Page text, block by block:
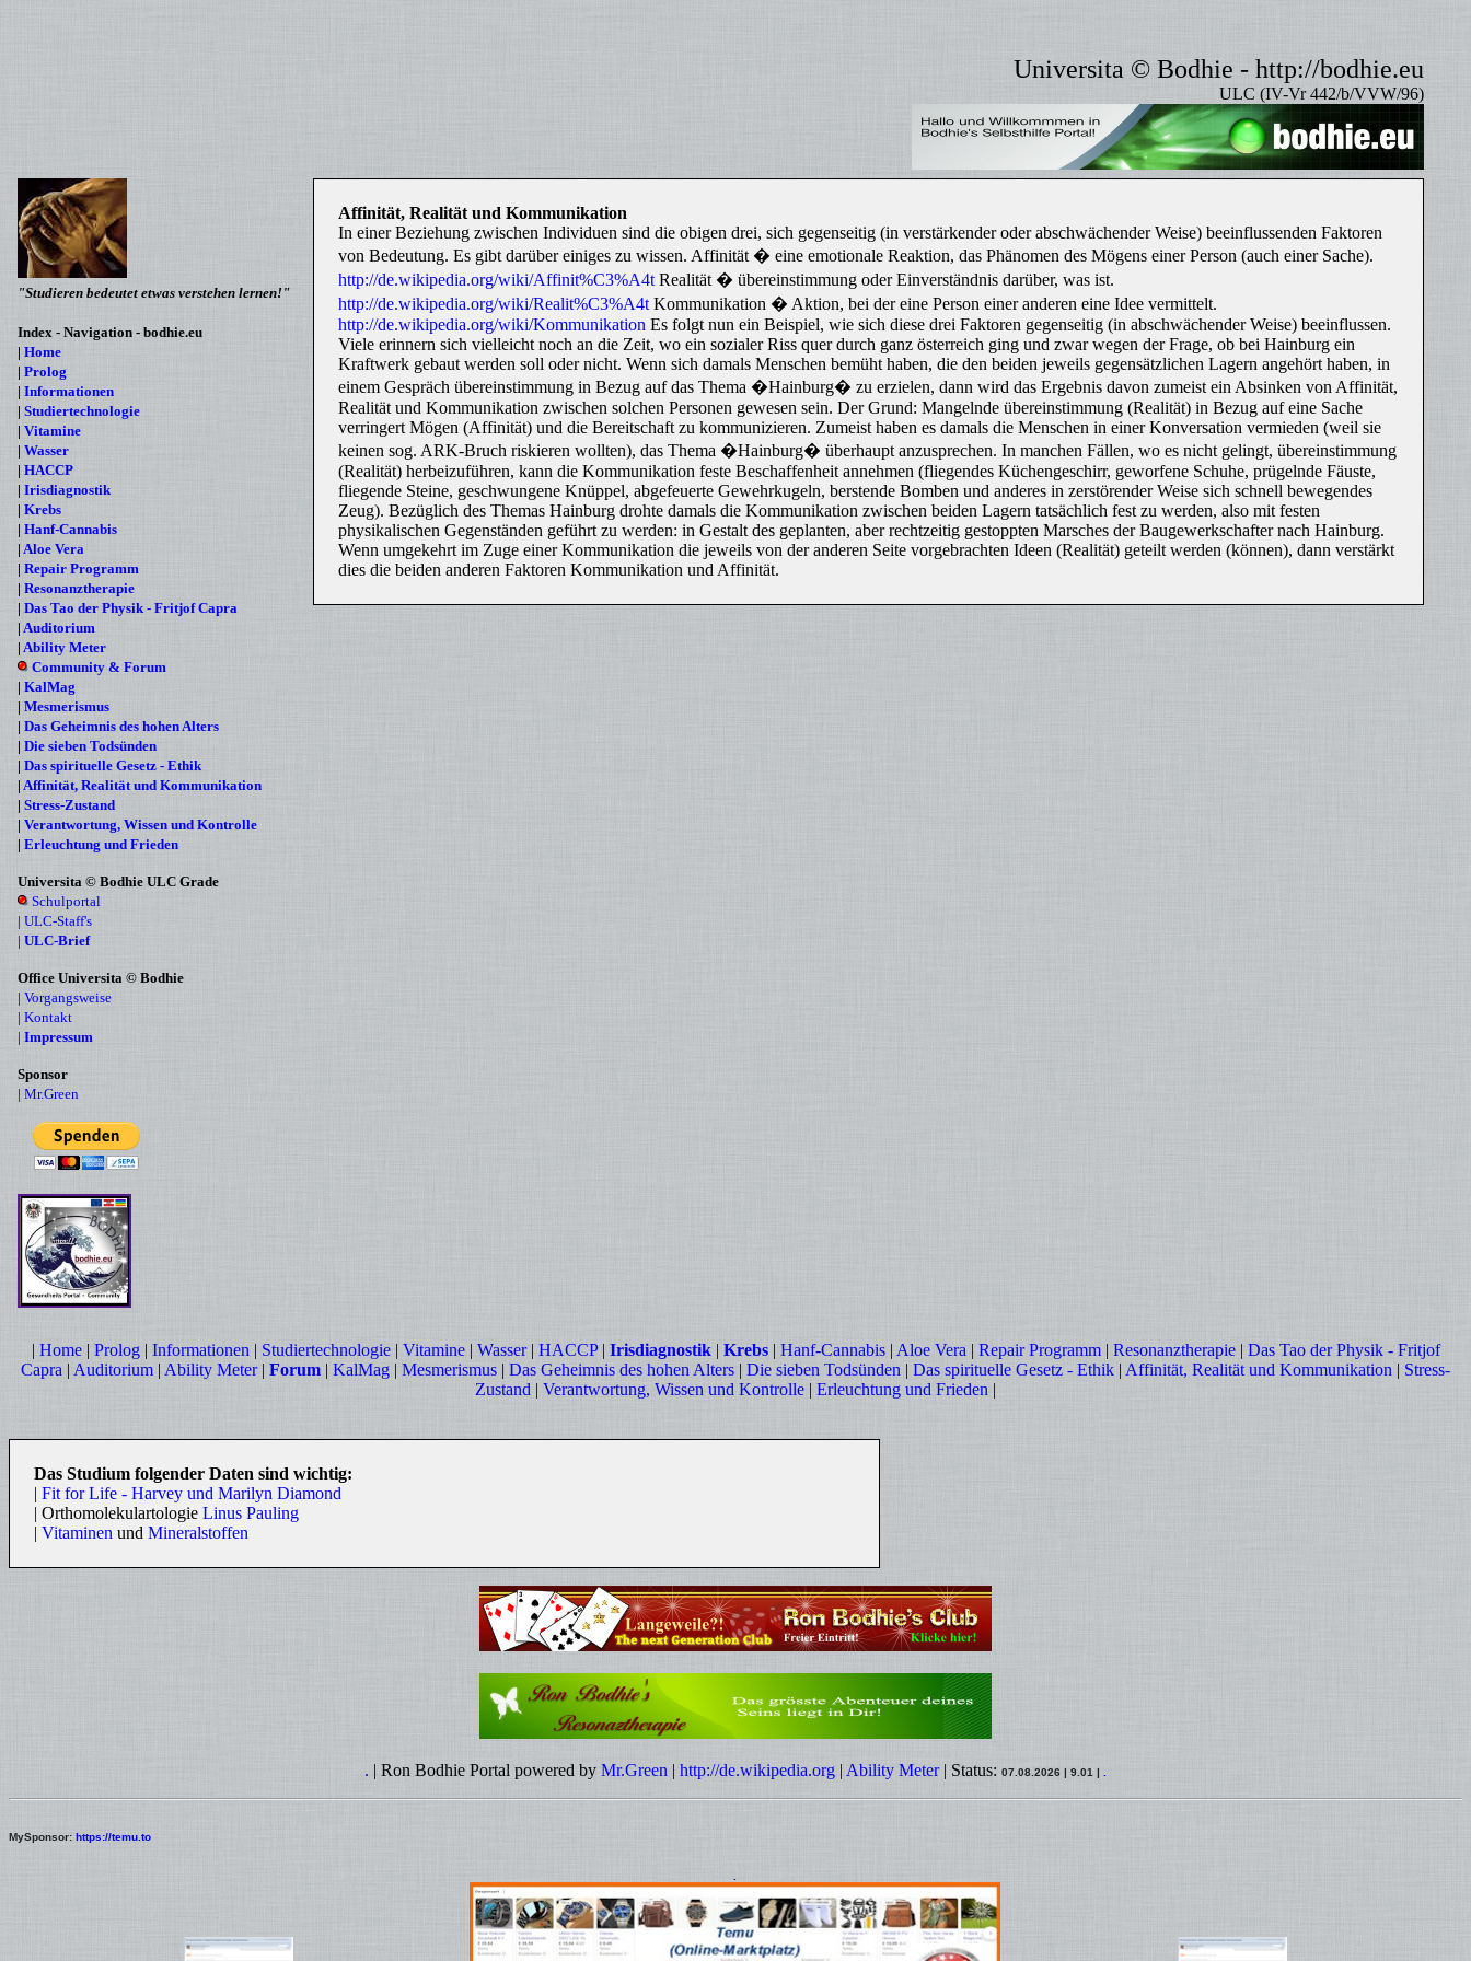
Universita © Bodhie - http://bodhie.eu
ULC (IV-Vr 442/b/VVW/96)
"Studieren bedeutet etwas verstehen lernen!"
Index - Navigation - bodhie.eu
| Home
| Prolog
| Informationen
| Studiertechnologie
| Vitamine
| Wasser
| HACCP
| Irisdiagnostik
| Krebs
| Hanf-Cannabis
| Aloe Vera
| Repair Programm
| Resonanztherapie
| Das Tao der Physik - Fritjof Capra
| Auditorium
| Ability Meter
Community & Forum
| KalMag
| Mesmerismus
| Das Geheimnis des hohen Alters
| Die sieben Todsünden
| Das spirituelle Gesetz - Ethik
| Affinität, Realität und Kommunikation
| Stress-Zustand
| Verantwortung, Wissen und Kontrolle
| Erleuchtung und Frieden
Universita © Bodhie ULC Grade
Schulportal
| ULC-Staff's
| ULC-Brief
Office Universita © Bodhie
| Vorgangsweise
| Kontakt
| Impressum
Sponsor
| Mr.Green
Affinität, Realität und Kommunikation
In einer Beziehung zwischen Individuen sind die obigen drei, sich gegenseitig (in verstärkender oder abschwächender Weise) beeinflussenden Faktoren
von Bedeutung. Es gibt darüber einiges zu wissen. Affinität � eine emotionale Reaktion, das Phänomen des Mögens einer Person (auch einer Sache).
http://de.wikipedia.org/wiki/Affinit%C3%A4t Realität � übereinstimmung oder Einverständnis darüber, was ist.
http://de.wikipedia.org/wiki/Realit%C3%A4t Kommunikation � Aktion, bei der eine Person einer anderen eine Idee vermittelt.
http://de.wikipedia.org/wiki/Kommunikation Es folgt nun ein Beispiel, wie sich diese drei Faktoren gegenseitig (in abschwächender Weise) beeinflussen.
Viele erinnern sich vielleicht noch an die Zeit, wo ein sozialer Riss quer durch ganz österreich ging und zwar wegen der Frage, ob bei Hainburg ein
Kraftwerk gebaut werden soll oder nicht. Wenn sich damals Menschen bemüht haben, die den beiden jeweils gegensätzlichen Lagern angehört haben, in
einem Gespräch übereinstimmung in Bezug auf das Thema �Hainburg� zu erzielen, dann wird das Ergebnis davon zumeist ein Absinken von Affinität,
Realität und Kommunikation zwischen solchen Personen gewesen sein. Der Grund: Mangelnde übereinstimmung (Realität) in Bezug auf eine Sache
verringert Mögen (Affinität) und die Bereitschaft zu kommunizieren. Zumeist haben es damals die Menschen in einer Konversation vermieden (weil sie
keinen sog. ARK-Bruch riskieren wollten), das Thema �Hainburg� überhaupt anzusprechen. In manchen Fällen, wo es nicht gelingt, übereinstimmung
(Realität) herbeizuführen, kann die Kommunikation feste Beschaffenheit annehmen (fliegendes Küchengeschirr, geworfene Schuhe, prügelnde Fäuste,
fliegende Steine, geschwungene Knüppel, abgefeuerte Gewehrkugeln, berstende Bomben und anderes in zerstörender Weise sich schnell bewegendes
Zeug). Bezüglich des Themas Hainburg drohte damals die Kommunikation zwischen beiden Lagern tatsächlich fest zu werden, also mit festen
physikalischen Gegenständen geführt zu werden: in Gestalt des geplanten, aber rechtzeitig gestoppten Marsches der Baugewerkschafter nach Hainburg.
Wenn umgekehrt im Zuge einer Kommunikation die jeweils von der anderen Seite vorgebrachten Ideen (Realität) geteilt werden (können), dann verstärkt
dies die beiden anderen Faktoren Kommunikation und Affinität.
| Home| Prolog| Informationen | Studiertechnologie| Vitamine| Wasser| HACCP| Irisdiagnostik| Krebs| Hanf-Cannabis| Aloe Vera | Repair Programm| Resonanztherapie| Das Tao der Physik - Fritjof
Capra | Auditorium | Ability Meter| Forum | KalMag | Mesmerismus | Das Geheimnis des hohen Alters | Die sieben Todsünden | Das spirituelle Gesetz - Ethik | Affinität, Realität und Kommunikation | Stress-
Zustand | Verantwortung, Wissen und Kontrolle | Erleuchtung und Frieden |
Das Studium folgender Daten sind wichtig:
| Fit for Life - Harvey und Marilyn Diamond
| Orthomolekulartologie Linus Pauling
| Vitaminen und Mineralstoffen
. | Ron Bodhie Portal powered by Mr.Green | http://de.wikipedia.org | Ability Meter| Status: 07.08.2026 | 9.01 |
MySponsor: https://temu.to